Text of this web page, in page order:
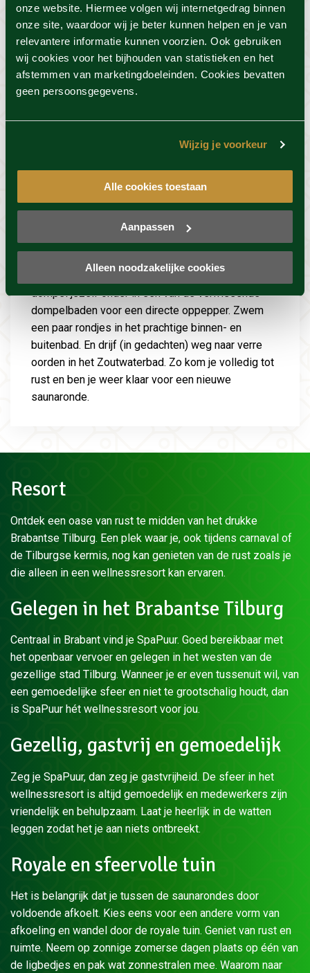
onze website. Hiermee volgen wij internetgedrag binnen
onze site, waardoor wij je beter kunnen helpen en je van
relevantere informatie kunnen voorzien. Ook gebruiken
wij cookies voor het bijhouden van statistieken en het
afstemmen van marketingdoeleinden. Cookies bevatten
geen persoonsgegevens.
Wijzig je voorkeur
Alle cookies toestaan
Aanpassen
Alleen noodzakelijke cookies
De meest ontspannende
Stap in één van de heerlijk warme whirlpools of
dompel jezelf onder in een van de verfrissende
dompelbaden voor een directe oppepper. Zwem
een paar rondjes in het prachtige binnen- en
buitenbad. En drijf (in gedachten) weg naar verre
oorden in het Zoutwaterbad. Zo kom je volledig tot
rust en ben je weer klaar voor een nieuwe
saunaronde.
Resort
Ontdek een oase van rust te midden van het drukke
Brabantse Tilburg. Een plek waar je, ook tijdens carnaval of
de Tilburgse kermis, nog kan genieten van de rust zoals je
die alleen in een wellnessresort kan ervaren.
Gelegen in het Brabantse Tilburg
Centraal in Brabant vind je SpaPuur. Goed bereikbaar met
het openbaar vervoer en gelegen in het westen van de
gezellige stad Tilburg. Wanneer je er even tussenuit wil, van
een gemoedelijke sfeer en niet te grootschalig houdt, dan
is SpaPuur hét wellnessresort voor jou.
Gezellig, gastvrij en gemoedelijk
Zeg je SpaPuur, dan zeg je gastvrijheid. De sfeer in het
wellnessresort is altijd gemoedelijk en medewerkers zijn
vriendelijk en behulpzaam. Laat je heerlijk in de watten
leggen zodat het je aan niets ontbreekt.
Royale en sfeervolle tuin
Het is belangrijk dat je tussen de saunarondes door
voldoende afkoelt. Kies eens voor een andere vorm van
afkoeling en wandel door de royale tuin. Geniet van rust en
ruimte. Neem op zonnige zomerse dagen plaats op één van
de ligbedjes en pak wat zonnestralen mee. Waarom naar